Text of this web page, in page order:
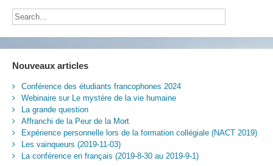
homme-
Nouveaux articles
Conférence des étudiants francophones 2024
Webinaire sur Le mystère de la vie humaine
La grande question
Affranchi de la Peur de la Mort
Expérience personnelle lors de la formation collégiale (NACT 2019)
Les vainqueurs (2019-11-03)
La conférence en français (2019-8-30 au 2019-9-1)